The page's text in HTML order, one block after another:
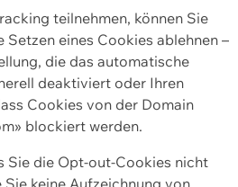
teilnehmen, können Sie
eines Cookies ablehnen –
die das automatische
deaktiviert oder Ihren
Cookies von der Domain
blockiert werden.
Sie die Opt-out-Cookies nicht